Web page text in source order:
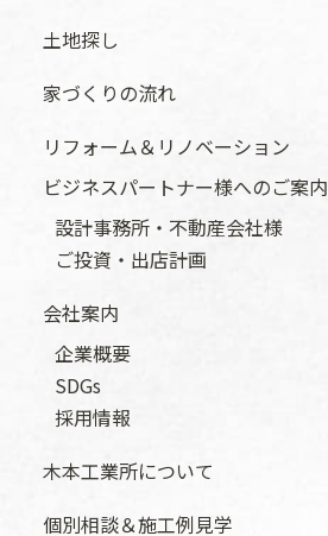
土地探し
家づくりの流れ
リフォーム＆リノベーション
ビジネスパートナー様へのご案内
設計事務所・不動産会社様
ご投資・出店計画
会社案内
企業概要
SDGs
採用情報
木本工業所について
個別相談＆施工例見学